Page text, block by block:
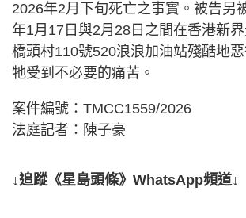
2026年2月下旬死亡之事實。被告另
年1月17日與2月28日之間在香港新
橋頭村110號520浪浪加油站殘酷地
牠受到不必要的痛苦。
案件編號：TMCC1559/2026
法庭記者：陳子豪
↓追蹤《星島頭條》WhatsApp頻道↓